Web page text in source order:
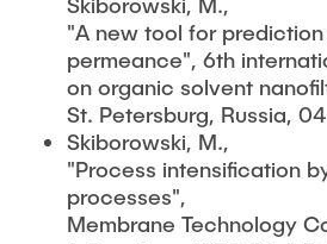
"A new tool for
permeance", 6th
on organic solvent
St. Petersburg, Russia,
Skiborowski, M.,
"Process intensification
processes",
Membrane Technology